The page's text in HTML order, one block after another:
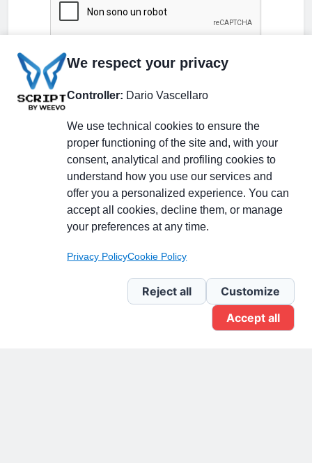
Partecipa alla discussione
Pagina Linkedin
Newsletter Linkedin
We respect your privacy
Controller: Dario Vascellaro
We use technical cookies to ensure the
proper functioning of the site and, with your
consent, analytical and profiling cookies to
understand how you use our services and
offer you a personalized experience. You can
accept all cookies, decline them, or manage
your preferences at any time.
Privacy PolicyCookie Policy
Reject all
Customize
Accept all